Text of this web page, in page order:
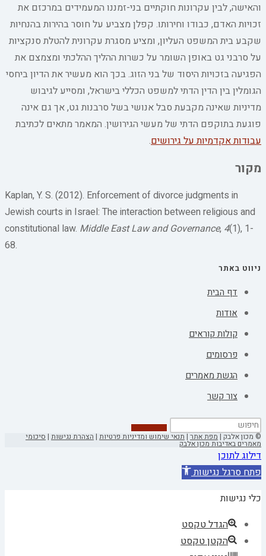
והאישה, לבין עקרונות חוקתיים בני-זמננו המעמידים במרכזם את
זכויות האדם, כבודו וחירותו. קפלן מצביע על חוסר בהירות בהנחיות
שקבע בית המשפט העליון, ומציע מסגרת עקרונית להטלת סנקציות
על סרבני גט באופן השומר על כשרות ההליך ההלכתי ומצמצם את
הפגיעה בזכויות היסוד של בני הזוג. בכך הוא מעשיר את הדיון ביחסי
הגומלין בין הדין הדתי למשפט הכללי בישראל, ומסייע לגיבוש
מדיניות שאינה מקבעת סבל אנושי בשל סרבנות גט, אך גם אינה
פוגעת בתוקפם הדתי של מעשי הגירושין. המאמר מתאים לכתיבת
עבודות אקדמיות על גירושים.
מקור
Kaplan, Y. S. (2012). Enforcement of divorce judgments in
Jewish courts in Israel: The interaction between religious and
constitutional law. Middle East Law and Governance, 4(1), 1-
68.
ניווט באתר
דף הבית
אודות
קולות קוראים
פרסומים
הגשת מאמרים
צור קשר
© מכון אלבק |מפת אתר|תנאי שימוש ומדיניות פרטיות | הצהרת נגישות | סיכומי
מאמרים באדיבות מכון אלבק
דילוג לתוכן
פתח סרגל נגישות
כלי נגישות
הגדל טקסט
הקטן טקסט